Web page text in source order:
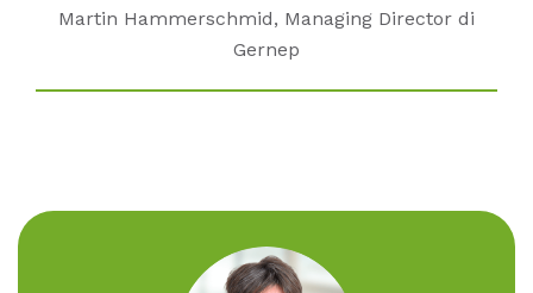
Martin Hammerschmid, Managing Director di
Gernep